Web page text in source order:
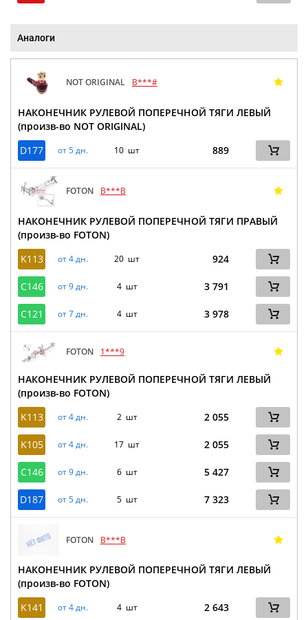
Аналоги
NOT ORIGINAL B***#
НАКОНЕЧНИК РУЛЕВОЙ ПОПЕРЕЧНОЙ ТЯГИ ЛЕВЫЙ
(произв-во NOT ORIGINAL)
D177
от 5 дн. 10 шт 889
FOTON B***B
НАКОНЕЧНИК РУЛЕВОЙ ПОПЕРЕЧНОЙ ТЯГИ ПРАВЫЙ
(произв-во FOTON)
K113
от 4 дн. 20 шт 924
C146 от 9 дн. 4 шт 3 791
C121 от 7 дн. 4 шт 3 978
FOTON 1***9
НАКОНЕЧНИК РУЛЕВОЙ ПОПЕРЕЧНОЙ ТЯГИ ЛЕВЫЙ
(произв-во FOTON)
K113
от 4 дн. 2 шт 2 055
K105 от 4 дн. 17 шт 2 055
C146 от 9 дн. 6 шт 5 427
D187 от 5 дн. 5 шт 7 323
FOTON B***B
НАКОНЕЧНИК РУЛЕВОЙ ПОПЕРЕЧНОЙ ТЯГИ ЛЕВЫЙ
(произв-во FOTON)
K141
от 4 дн. 4 шт 2 643